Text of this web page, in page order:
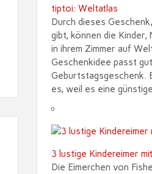
tiptoi: Weltatlas
Durch dieses
gibt, können die Kinder,
in ihrem Zimmer auf
Geschenkidee passt
Geburtstagsgeschenk.
es, weil es eine
3 lustige Kindereimer
Die Eimerchen von